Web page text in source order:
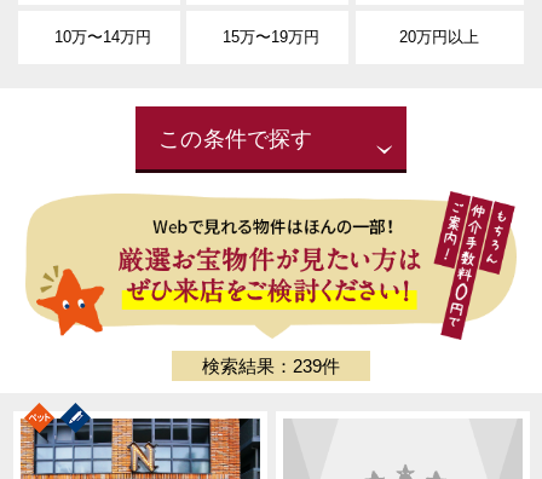
10万〜14万円 15万〜19万円 20万円以上
この条件で探す
検索結果：239件